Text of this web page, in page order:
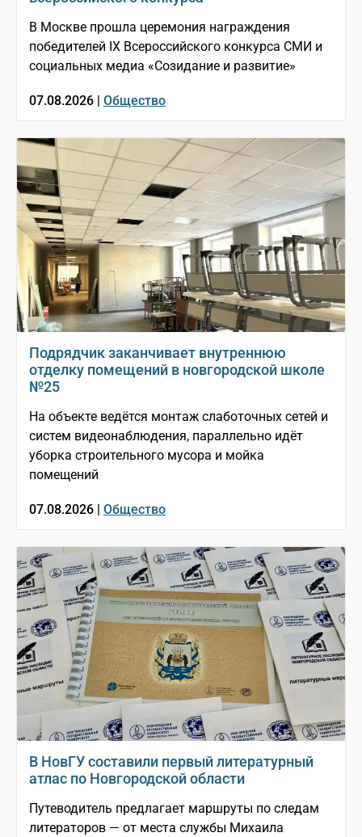
В Москве прошла церемония награждения
победителей IX Всероссийского конкурса СМИ и
социальных медиа «Созидание и развитие»
07.08.2026 | Общество
Подрядчик заканчивает внутреннюю
отделку помещений в новгородской школе
№25
На объекте ведётся монтаж слаботочных сетей и
систем видеонаблюдения, параллельно идёт
уборка строительного мусора и мойка
помещений
07.08.2026 | Общество
В НовГУ составили первый литературный
атлас по Новгородской области
Путеводитель предлагает маршруты по следам
литераторов — от места службы Михаила